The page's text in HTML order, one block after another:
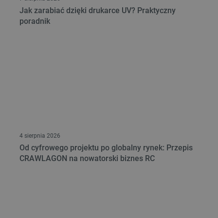
Jak zarabiać dzięki drukarce UV? Praktyczny
poradnik
4 sierpnia 2026
Od cyfrowego projektu po globalny rynek: Przepis
CRAWLAGON na nowatorski biznes RC
jak logowanie użytkownika i zarządzanie kontem.
Bez niezbędnych plików cookie nie można
prawidłowo korzystać ze strony internetowej.